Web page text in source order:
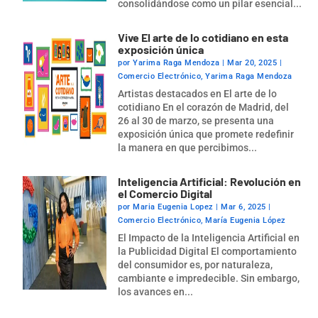
consolidándose como un pilar esencial...
Vive El arte de lo cotidiano en esta
exposición única
porYarima Raga Mendoza |Mar 20, 2025 |
Comercio Electrónico,Yarima Raga Mendoza
Artistas destacados en El arte de lo
cotidiano En el corazón de Madrid, del
26 al 30 de marzo, se presenta una
exposición única que promete redefinir
la manera en que percibimos...
Inteligencia Artificial: Revolución en
el Comercio Digital
porMaria Eugenia Lopez |Mar 6, 2025 |
Comercio Electrónico,María Eugenia López
El Impacto de la Inteligencia Artificial en
la Publicidad Digital El comportamiento
del consumidor es, por naturaleza,
cambiante e impredecible. Sin embargo,
los avances en...